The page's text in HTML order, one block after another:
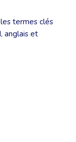
termes clés
anglais et